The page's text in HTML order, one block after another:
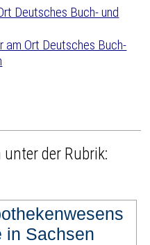
der Rubrik:
in Sachsen